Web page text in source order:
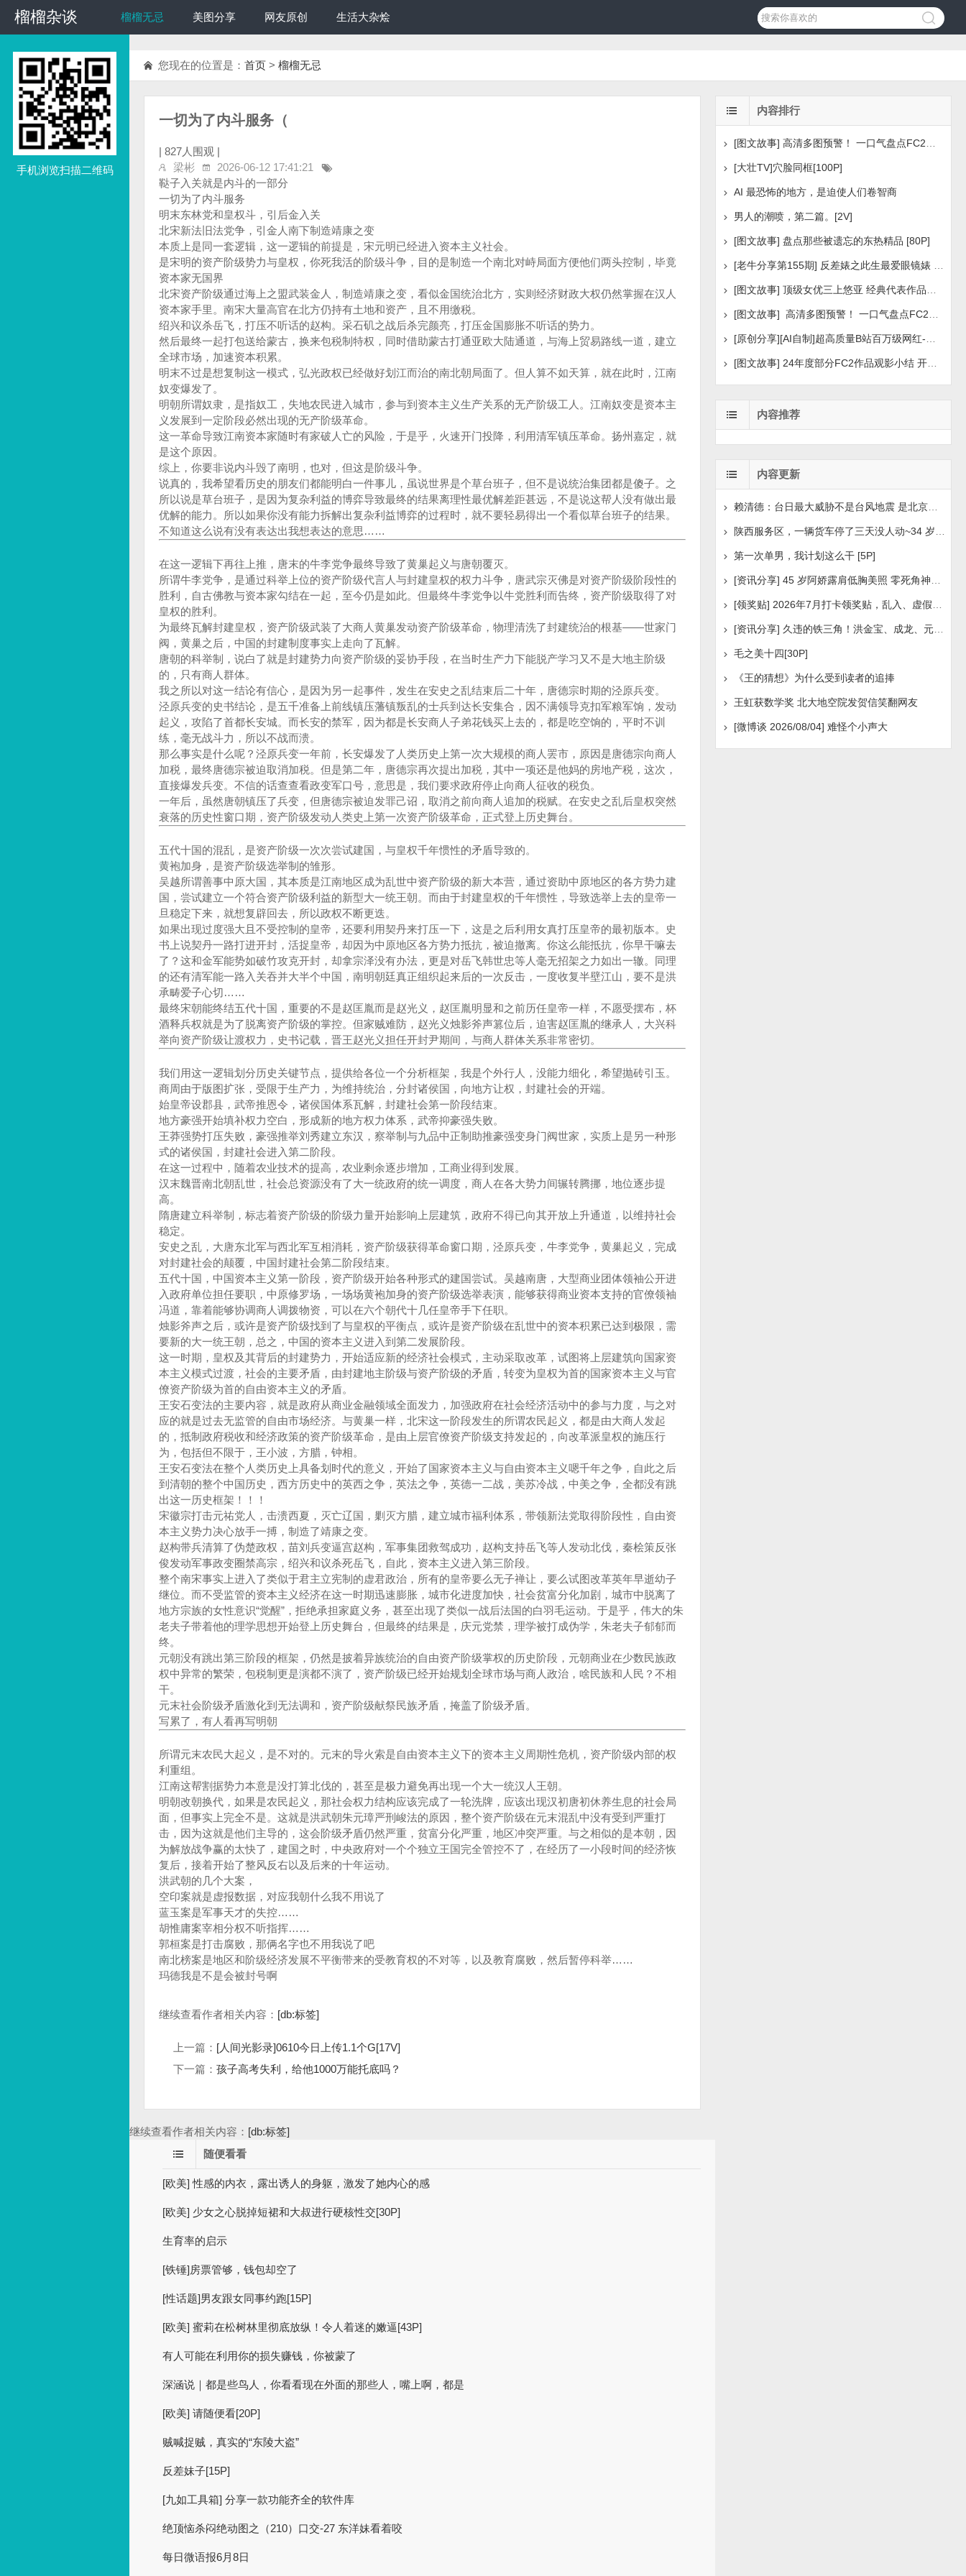
榴榴杂谈
榴榴杂谈 榴榴无忌 美图分享 网友原创 生活大杂烩
手机浏览扫描二维码
您现在的位置是： 首页 > 榴榴无忌
一切为了内斗服务（
| 827人围观 |
梁彬
2026-06-12 17:41:21
鞑子入关就是内斗的一部分
一切为了内斗服务
明末东林党和皇权斗，引后金入关
北宋新法旧法党争，引金人南下制造靖康之变
本质上是同一套逻辑，这一逻辑的前提是，宋元明已经进入资本主义社会。
是宋明的资产阶级势力与皇权，你死我活的阶级斗争，目的是制造一个南北对峙局面方便他们两头控制，毕竟
资本家无国界
北宋资产阶级通过海上之盟武装金人，制造靖康之变，看似金国统治北方，实则经济财政大权仍然掌握在汉人
资本家手里。南宋大量高官在北方仍持有土地和资产，且不用缴税。
绍兴和议杀岳飞，打压不听话的赵构。采石矶之战后杀完颜亮，打压金国膨胀不听话的势力。
然后最终一起打包送给蒙古，换来包税制特权，同时借助蒙古打通亚欧大陆通道，与海上贸易路线一道，建立
全球市场，加速资本积累。
明末不过是想复制这一模式，弘光政权已经做好划江而治的南北朝局面了。但人算不如天算，就在此时，江南
奴变爆发了。
明朝所谓奴隶，是指奴工，失地农民进入城市，参与到资本主义生产关系的无产阶级工人。江南奴变是资本主
义发展到一定阶段必然出现的无产阶级革命。
这一革命导致江南资本家随时有家破人亡的风险，于是乎，火速开门投降，利用清军镇压革命。扬州嘉定，就
是这个原因。
综上，你要非说内斗毁了南明，也对，但这是阶级斗争。
说真的，我希望看历史的朋友们都能明白一件事儿，虽说世界是个草台班子，但不是说统治集团都是傻子。之
所以说是草台班子，是因为复杂利益的博弈导致最终的结果离理性最优解差距甚远，不是说这帮人没有做出最
优解的能力。所以如果你没有能力拆解出复杂利益博弈的过程时，就不要轻易得出一个看似草台班子的结果。
不知道这么说有没有表达出我想表达的意思……
在这一逻辑下再往上推，唐末的牛李党争最终导致了黄巢起义与唐朝覆灭。
所谓牛李党争，是通过科举上位的资产阶级代言人与封建皇权的权力斗争，唐武宗灭佛是对资产阶级阶段性的
胜利，自古佛教与资本家勾结在一起，至今仍是如此。但最终牛李党争以牛党胜利而告终，资产阶级取得了对
皇权的胜利。
为最终瓦解封建皇权，资产阶级武装了大商人黄巢发动资产阶级革命，物理清洗了封建统治的根基——世家门
阀，黄巢之后，中国的封建制度事实上走向了瓦解。
唐朝的科举制，说白了就是封建势力向资产阶级的妥协手段，在当时生产力下能脱产学习又不是大地主阶级
的，只有商人群体。
我之所以对这一结论有信心，是因为另一起事件，发生在安史之乱结束后二十年，唐德宗时期的泾原兵变。
泾原兵变的史书结论，是五千准备上前线镇压藩镇叛乱的士兵到达长安集合，因不满领导克扣军粮军饷，发动
起义，攻陷了首都长安城。而长安的禁军，因为都是长安商人子弟花钱买上去的，都是吃空饷的，平时不训
练，毫无战斗力，所以不战而溃。
那么事实是什么呢？泾原兵变一年前，长安爆发了人类历史上第一次大规模的商人罢市，原因是唐德宗向商人
加税，最终唐德宗被迫取消加税。但是第二年，唐德宗再次提出加税，其中一项还是他妈的房地产税，这次，
直接爆发兵变。不信的话查查看政变军口号，意思是，我们要求政府停止向商人征收的税负。
一年后，虽然唐朝镇压了兵变，但唐德宗被迫发罪己诏，取消之前向商人追加的税赋。在安史之乱后皇权突然
衰落的历史性窗口期，资产阶级发动人类史上第一次资产阶级革命，正式登上历史舞台。
五代十国的混乱，是资产阶级一次次尝试建国，与皇权千年惯性的矛盾导致的。
黄袍加身，是资产阶级选举制的雏形。
吴越所谓善事中原大国，其本质是江南地区成为乱世中资产阶级的新大本营，通过资助中原地区的各方势力建
国，尝试建立一个符合资产阶级利益的新型大一统王朝。而由于封建皇权的千年惯性，导致选举上去的皇帝一
旦稳定下来，就想复辟回去，所以政权不断更迭。
如果出现过度强大且不受控制的皇帝，还要利用契丹来打压一下，这是之后利用女真打压皇帝的最初版本。史
书上说契丹一路打进开封，活捉皇帝，却因为中原地区各方势力抵抗，被迫撤离。你这么能抵抗，你早干嘛去
了？这和金军能势如破竹攻克开封，却拿宗泽没有办法，更是对岳飞韩世忠等人毫无招架之力如出一辙。同理
的还有清军能一路入关吞并大半个中国，南明朝廷真正组织起来后的一次反击，一度收复半壁江山，要不是洪
承畴爱子心切……
最终宋朝能终结五代十国，重要的不是赵匡胤而是赵光义，赵匡胤明显和之前历任皇帝一样，不愿受摆布，杯
酒释兵权就是为了脱离资产阶级的掌控。但家贼难防，赵光义烛影斧声篡位后，迫害赵匡胤的继承人，大兴科
举向资产阶级让渡权力，史书记载，晋王赵光义担任开封尹期间，与商人群体关系非常密切。
我们用这一逻辑划分历史关键节点，提供给各位一个分析框架，我是个外行人，没能力细化，希望抛砖引玉。
商周由于版图扩张，受限于生产力，为维持统治，分封诸侯国，向地方让权，封建社会的开端。
始皇帝设郡县，武帝推恩令，诸侯国体系瓦解，封建社会第一阶段结束。
地方豪强开始填补权力空白，形成新的地方权力体系，武帝抑豪强失败。
王莽强势打压失败，豪强推举刘秀建立东汉，察举制与九品中正制助推豪强变身门阀世家，实质上是另一种形
式的诸侯国，封建社会进入第二阶段。
在这一过程中，随着农业技术的提高，农业剩余逐步增加，工商业得到发展。
汉末魏晋南北朝乱世，社会总资源没有了大一统政府的统一调度，商人在各大势力间辗转腾挪，地位逐步提
高。
隋唐建立科举制，标志着资产阶级的阶级力量开始影响上层建筑，政府不得已向其开放上升通道，以维持社会
稳定。
安史之乱，大唐东北军与西北军互相消耗，资产阶级获得革命窗口期，泾原兵变，牛李党争，黄巢起义，完成
对封建社会的颠覆，中国封建社会第二阶段结束。
五代十国，中国资本主义第一阶段，资产阶级开始各种形式的建国尝试。吴越南唐，大型商业团体领袖公开进
入政府单位担任要职，中原修罗场，一场场黄袍加身的资产阶级选举表演，能够获得商业资本支持的官僚领袖
冯道，靠着能够协调商人调拨物资，可以在六个朝代十几任皇帝手下任职。
烛影斧声之后，或许是资产阶级找到了与皇权的平衡点，或许是资产阶级在乱世中的资本积累已达到极限，需
要新的大一统王朝，总之，中国的资本主义进入到第二发展阶段。
这一时期，皇权及其背后的封建势力，开始适应新的经济社会模式，主动采取改革，试图将上层建筑向国家资
本主义模式过渡，社会的主要矛盾，由封建地主阶级与资产阶级的矛盾，转变为皇权为首的国家资本主义与官
僚资产阶级为首的自由资本主义的矛盾。
王安石变法的主要内容，就是政府从商业金融领域全面发力，加强政府在社会经济活动中的参与力度，与之对
应的就是过去无监管的自由市场经济。与黄巢一样，北宋这一阶段发生的所谓农民起义，都是由大商人发起
的，抵制政府税收和经济政策的资产阶级革命，是由上层官僚资产阶级支持发起的，向改革派皇权的施压行
为，包括但不限于，王小波，方腊，钟相。
王安石变法在整个人类历史上具备划时代的意义，开始了国家资本主义与自由资本主义嗯千年之争，自此之后
到清朝的整个中国历史，西方历史中的英西之争，英法之争，英德一二战，美苏冷战，中美之争，全都没有跳
出这一历史框架！！！
宋徽宗打击元祐党人，击溃西夏，灭亡辽国，剿灭方腊，建立城市福利体系，带领新法党取得阶段性，自由资
本主义势力决心放手一搏，制造了靖康之变。
赵构带兵清算了伪楚政权，苗刘兵变逼宫赵构，军事集团救驾成功，赵构支持岳飞等人发动北伐，秦桧策反张
俊发动军事政变圈禁高宗，绍兴和议杀死岳飞，自此，资本主义进入第三阶段。
整个南宋事实上进入了类似于君主立宪制的虚君政治，所有的皇帝要么无子禅让，要么试图改革英年早逝幼子
继位。而不受监管的资本主义经济在这一时期迅速膨胀，城市化进度加快，社会贫富分化加剧，城市中脱离了
地方宗族的女性意识“觉醒”，拒绝承担家庭义务，甚至出现了类似一战后法国的白羽毛运动。于是乎，伟大的朱
老夫子带着他的理学思想开始登上历史舞台，但最终的结果是，庆元党禁，理学被打成伪学，朱老夫子郁郁而
终。
元朝没有跳出第三阶段的框架，仍然是披着异族统治的自由资产阶级掌权的历史阶段，元朝商业在少数民族政
权中异常的繁荣，包税制更是演都不演了，资产阶级已经开始规划全球市场与商人政治，啥民族和人民？不相
干。
元末社会阶级矛盾激化到无法调和，资产阶级献祭民族矛盾，掩盖了阶级矛盾。
写累了，有人看再写明朝
所谓元末农民大起义，是不对的。元末的导火索是自由资本主义下的资本主义周期性危机，资产阶级内部的权
利重组。
江南这帮割据势力本意是没打算北伐的，甚至是极力避免再出现一个大一统汉人王朝。
明朝改朝换代，如果是农民起义，那社会权力结构应该完成了一轮洗牌，应该出现汉初唐初休养生息的社会局
面，但事实上完全不是。这就是洪武朝朱元璋严刑峻法的原因，整个资产阶级在元末混乱中没有受到严重打
击，因为这就是他们主导的，这会阶级矛盾仍然严重，贫富分化严重，地区冲突严重。与之相似的是本朝，因
为解放战争赢的太快了，建国之时，中央政府对一个个独立王国完全管控不了，在经历了一小段时间的经济恢
复后，接着开始了整风反右以及后来的十年运动。
洪武朝的几个大案，
空印案就是虚报数据，对应我朝什么我不用说了
蓝玉案是军事天才的失控……
胡惟庸案宰相分权不听指挥……
郭桓案是打击腐败，那俩名字也不用我说了吧
南北榜案是地区和阶级经济发展不平衡带来的受教育权的不对等，以及教育腐败，然后暂停科举……
玛德我是不是会被封号啊
继续查看作者相关内容： [db:标签]
上一篇： [人间光影录]0610今日上传1.1个G[17V]
下一篇： 孩子高考失利，给他1000万能托底吗？
继续查看作者相关内容： [db:标签]
随便看看
[欧美] 性感的内衣，露出诱人的身躯，激发了她内心的感
[欧美] 少女之心脱掉短裙和大叔进行硬核性交[30P]
生育率的启示
[铁锤]房票管够，钱包却空了
[性话题]男友跟女同事约跑[15P]
[欧美] 蜜莉在松树林里彻底放纵！令人着迷的嫩逼[43P]
有人可能在利用你的损失赚钱，你被蒙了
深涵说｜都是些鸟人，你看看现在外面的那些人，嘴上啊，都是
[欧美] 请随便看[20P]
贼喊捉贼，真实的“东陵大盗”
反差妹子[15P]
[九如工具箱] 分享一款功能齐全的软件库
绝顶恼杀闷绝动图之（210）口交-27 东洋妹看着咬
每日微语报6月8日
内容排行
[大壮TV]穴脸同框[100P]
AI 最恐怖的地方，是迫使人们卷智商
男人的潮喷，第二篇。[2V]
[图文故事] 盘点那些被遗忘的东热精品 [80P]
[图文故事] 24年度部分FC2作品观影小结 开年王炸后续
内容推荐
内容更新
赖清德：台日最大威胁不是台风地震 是北京侵扰胁迫
第一次单男，我计划这么干 [5P]
[资讯分享] 久违的铁三角！洪金宝、成龙、元彪最新合照
毛之美十四[30P]
《王的猜想》为什么受到读者的追捧
王虹获数学奖 北大地空院发贺信笑翻网友
[微博谈 2026/08/04] 难怪个小声大